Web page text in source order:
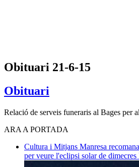
Obituari 21-6-15
Obituari
Relació de serveis funeraris al Bages per
ARA A PORTADA
Cultura i Mitjans Manresa
per veure l'eclipsi solar de dimecres